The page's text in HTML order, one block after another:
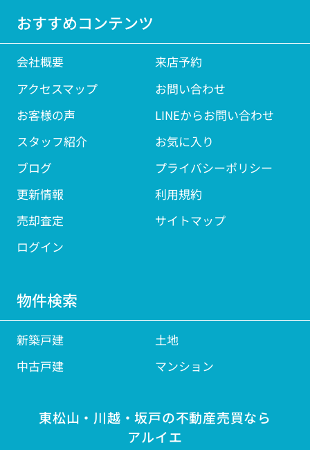
おすすめコンテンツ
会社概要
来店予約
アクセスマップ
お問い合わせ
お客様の声
LINEからお問い合わせ
スタッフ紹介
お気に入り
ブログ
プライバシーポリシー
更新情報
利用規約
売却査定
サイトマップ
ログイン
物件検索
新築戸建
土地
中古戸建
マンション
東松山・川越・坂戸の不動産売買なら
アルイエ